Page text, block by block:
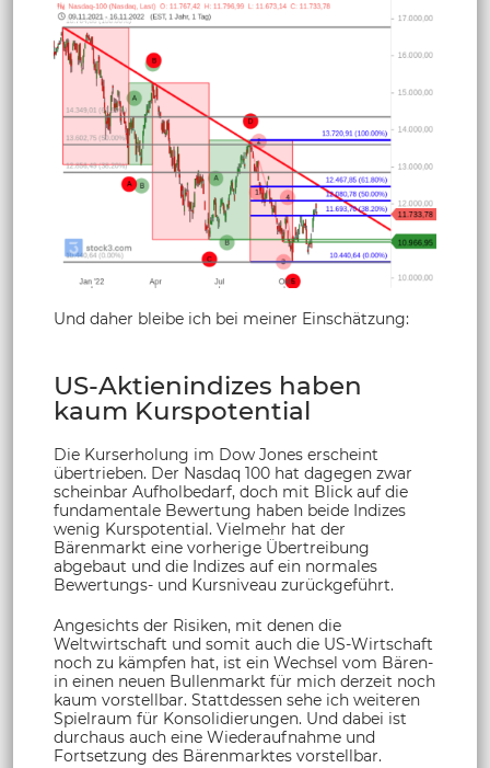
Und daher bleibe ich bei meiner Einschätzung:
US-Aktienindizes haben
kaum Kurspotential
Die Kurserholung im Dow Jones erscheint
übertrieben. Der Nasdaq 100 hat dagegen zwar
scheinbar Aufholbedarf, doch mit Blick auf die
fundamentale Bewertung haben beide Indizes
wenig Kurspotential. Vielmehr hat der
Bärenmarkt eine vorherige Übertreibung
abgebaut und die Indizes auf ein normales
Bewertungs- und Kursniveau zurückgeführt.
Angesichts der Risiken, mit denen die
Weltwirtschaft und somit auch die US-Wirtschaft
noch zu kämpfen hat, ist ein Wechsel vom Bären-
in einen neuen Bullenmarkt für mich derzeit noch
kaum vorstellbar. Stattdessen sehe ich weiteren
Spielraum für Konsolidierungen. Und dabei ist
durchaus auch eine Wiederaufnahme und
Fortsetzung des Bärenmarktes vorstellbar.